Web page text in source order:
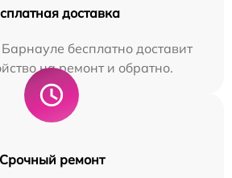
доставка
бесплатно доставит
на ремонт и обратно.
Срочный ремонт